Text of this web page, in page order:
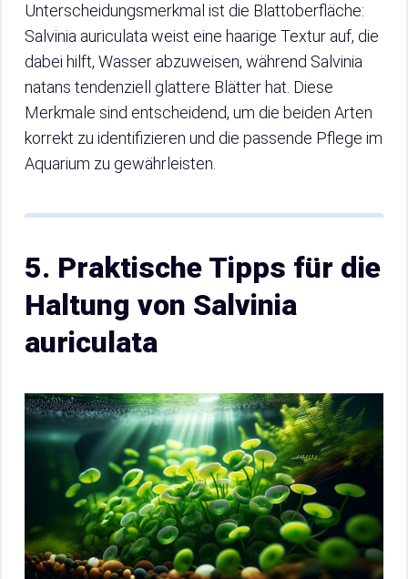
Unterscheidungsmerkmal ist die Blattoberfläche:
Salvinia auriculata weist eine haarige Textur auf, die
dabei hilft, Wasser abzuweisen, während Salvinia
natans tendenziell glattere Blätter hat. Diese
Merkmale sind entscheidend, um die beiden Arten
korrekt zu identifizieren und die passende Pflege im
Aquarium zu gewährleisten.
5. Praktische Tipps für die
Haltung von Salvinia
auriculata